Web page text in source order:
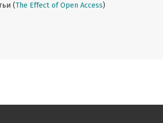
(The Effect of Open Access)